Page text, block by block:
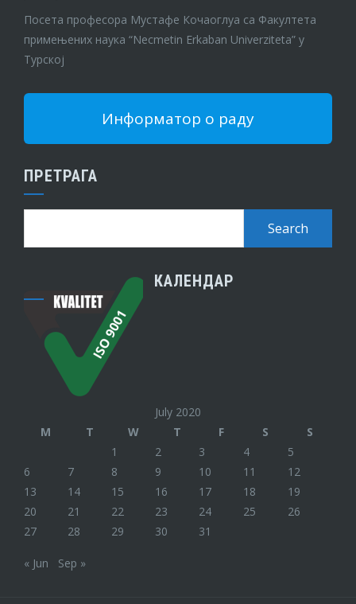
Посета професора Мустафе Кочаоглуа са Факултета
примењених наука “Necmetin Erkaban Univerziteta” у
Турској
Информатор о раду
ПРЕТРАГА
КАЛЕНДАР
July 2020
M
T W T F S
S
1
2 3 4
5
6
7 8 9 10 11
12
13
14 15 16 17 18
19
20
21 22 23 24 25
26
27
28 29 30 31
« Jun Sep »